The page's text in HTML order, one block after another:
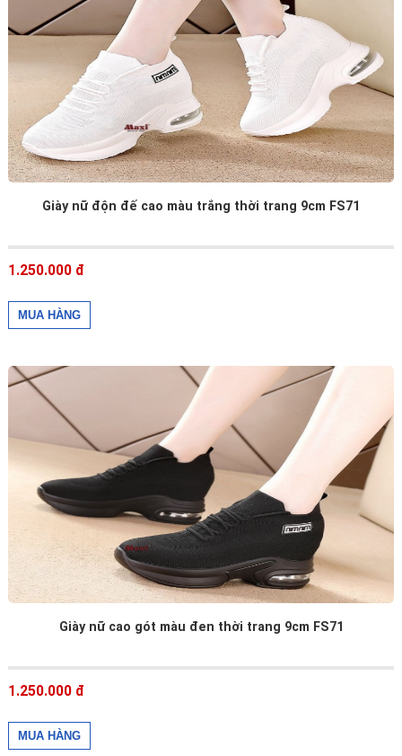
Giày nữ độn đế cao màu trắng thời trang 9cm FS71
1.250.000 đ
Giày nữ cao gót màu đen thời trang 9cm FS71
1.250.000 đ